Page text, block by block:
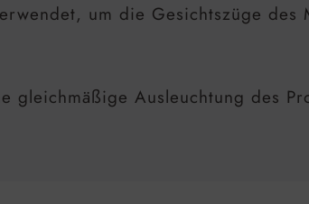
um die Gesichtszüge
gleichmäßige Ausleuchtung des